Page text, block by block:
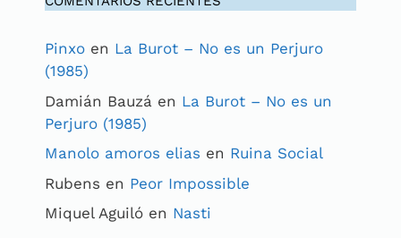
Pinxo en La Burot – No es un Perjuro
(1985)
Damián Bauzá en La Burot – No es un
Perjuro (1985)
Manolo amoros elias en Ruina Social
Rubens en Peor Impossible
Miquel Aguiló en Nasti